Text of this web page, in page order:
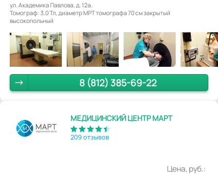
ул. Академика Павлова, д. 12а.
Томограф: 3,0 Тл, диаметр МРТ томографа 70 см закрытый
высокопольный
8 (812) 385-69-22
МЕДИЦИНСКИЙ ЦЕНТР МАРТ
209 отзывов
Цена, руб.: